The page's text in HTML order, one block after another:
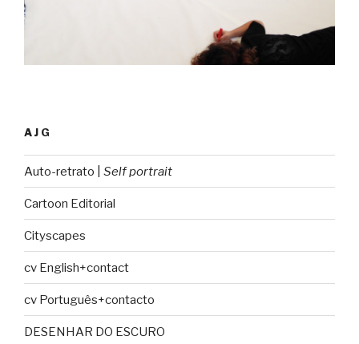
AJG
Auto-retrato | Self portrait
Cartoon Editorial
Cityscapes
cv English+contact
cv Português+contacto
DESENHAR DO ESCURO